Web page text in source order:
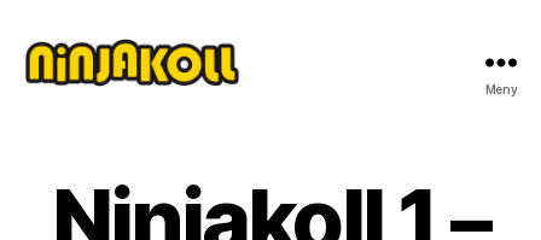
Meny